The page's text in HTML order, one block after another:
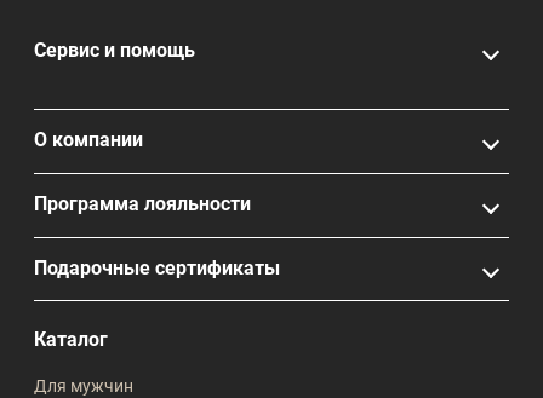
Сервис и помощь
О компании
Программа лояльности
Подарочные сертификаты
Каталог
Для мужчин